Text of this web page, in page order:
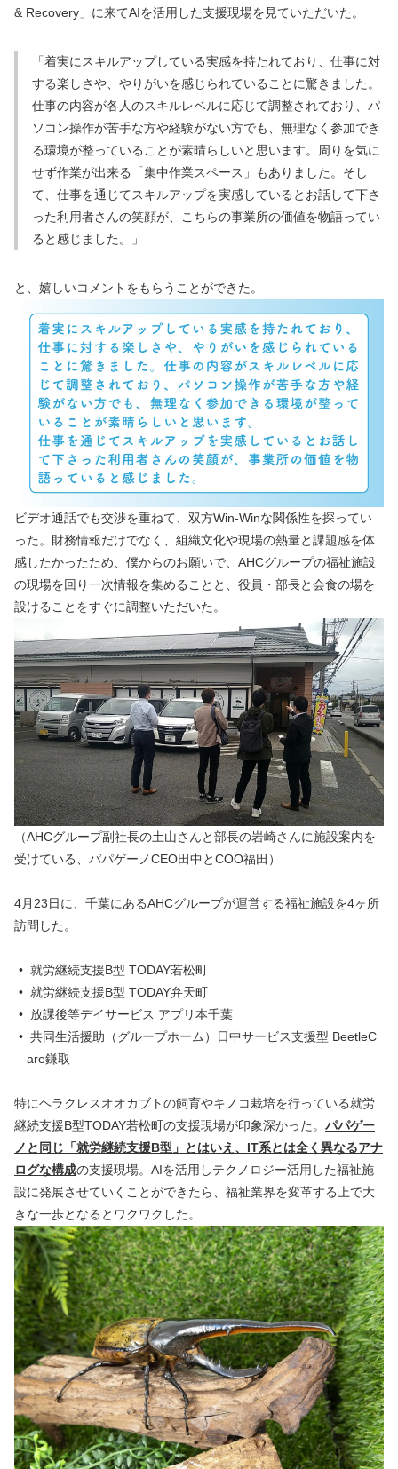
& Recovery」に来てAIを活用した支援現場を見ていただいた。
「着実にスキルアップしている実感を持たれており、仕事に対
する楽しさや、やりがいを感じられていることに驚きました。
仕事の内容が各人のスキルレベルに応じて調整されており、パ
ソコン操作が苦手な方や経験がない方でも、無理なく参加でき
る環境が整っていることが素晴らしいと思います。周りを気に
せず作業が出来る「集中作業スペース」もありました。そし
て、仕事を通じてスキルアップを実感しているとお話して下さ
った利用者さんの笑顔が、こちらの事業所の価値を物語ってい
ると感じました。」
と、嬉しいコメントをもらうことができた。
ビデオ通話でも交渉を重ねて、双方Win-Winな関係性を探ってい
った。財務情報だけでなく、組織文化や現場の熱量と課題感を体
感したかったため、僕からのお願いで、AHCグループの福祉施設
の現場を回り一次情報を集めることと、役員・部長と会食の場を
設けることをすぐに調整いただいた。
（AHCグループ副社長の土山さんと部長の岩崎さんに施設案内を
受けている、パパゲーノCEO田中とCOO福田）
4月23日に、千葉にあるAHCグループが運営する福祉施設を4ヶ所
訪問した。
就労継続支援B型 TODAY若松町
就労継続支援B型 TODAY弁天町
放課後等デイサービス アプリ本千葉
共同生活援助（グループホーム）日中サービス支援型 BeetleC
are鎌取
特にヘラクレスオオカブトの飼育やキノコ栽培を行っている就労
継続支援B型TODAY若松町の支援現場が印象深かった。 パパゲー
ノと同じ「就労継続支援B型」とはいえ、IT系とは全く異なるアナ
ログな構成の支援現場。AIを活用しテクノロジー活用した福祉施
設に発展させていくことができたら、福祉業界を変革する上で大
きな一歩となるとワクワクした。